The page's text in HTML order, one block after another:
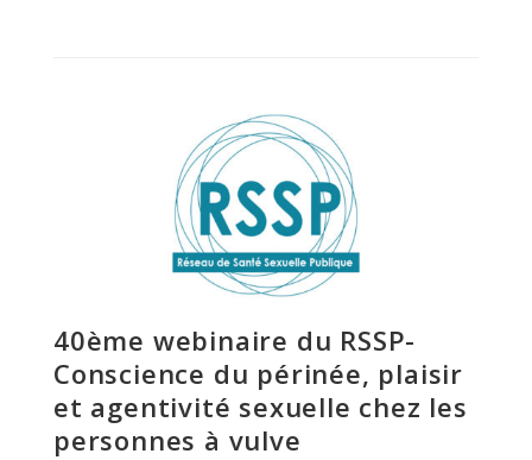
40ème webinaire du RSSP-
Conscience du périnée, plaisir
et agentivité sexuelle chez les
personnes à vulve